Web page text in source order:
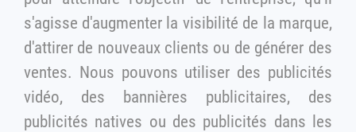
s'agisse d'augmenter la visibilité de la marque,
d'attirer de nouveaux clients ou de générer des
ventes. Nous pouvons utiliser des publicités
vidéo, des bannières publicitaires, des
publicités natives ou des publicités dans les